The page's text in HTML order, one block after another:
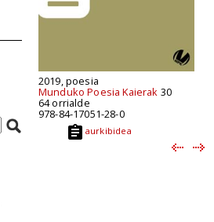
2019, poesia
Munduko Poesia Kaierak 30
64 orrialde
978-84-17051-28-0
aurkibidea